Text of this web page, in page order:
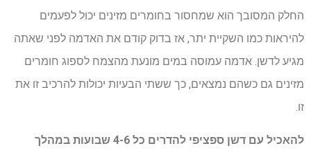
החלק המסובך הוא שמחסור בחומרים מזינים יכול לפעמים
להיראות כמו השקיית יתר, אז בדוק קודם את האדמה לפני שאתה
מגיע לדשן. אדמה עמוסה במים מונעת מהצמח לספוג חומרים
מזינים גם כשהם נמצאים, כך ששתי הבעיות יכולות להרכיב זו את
זו.
להאכיל עם דשן ספציפי להדרים כל 4-6 שבועות במהלך